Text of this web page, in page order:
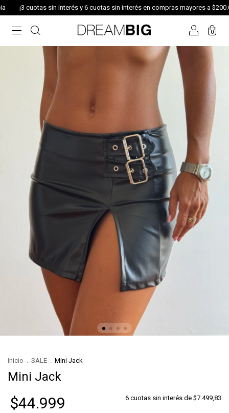
¡3 cuotas sin interés y 6 cuotas sin interés en compras mayores a
0
Inicio . SALE . Mini Jack
Mini Jack
$44.999 6 cuotas sin interés de $7.499,83